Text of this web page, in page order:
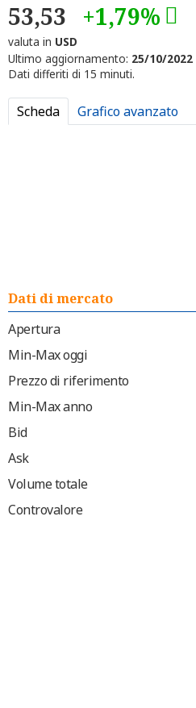
53,53 +1,79%
valuta in USD
Ultimo aggiornamento: 25/10/2022
Dati differiti di 15 minuti.
Scheda Grafico avanzato
Dati di mercato
Apertura
Min-Max oggi
Prezzo di riferimento
Min-Max anno
Bid
Ask
Volume totale
Controvalore